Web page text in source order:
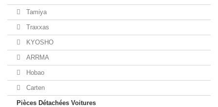
Tamiya
Traxxas
KYOSHO
ARRMA
Hobao
Carten
Pièces Détachées Voitures